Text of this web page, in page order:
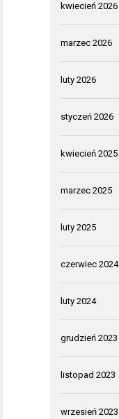
kwiecień 2026
marzec 2026
luty 2026
styczeń 2026
kwiecień 2025
marzec 2025
luty 2025
czerwiec 2024
luty 2024
grudzień 2023
listopad 2023
wrzesień 2023